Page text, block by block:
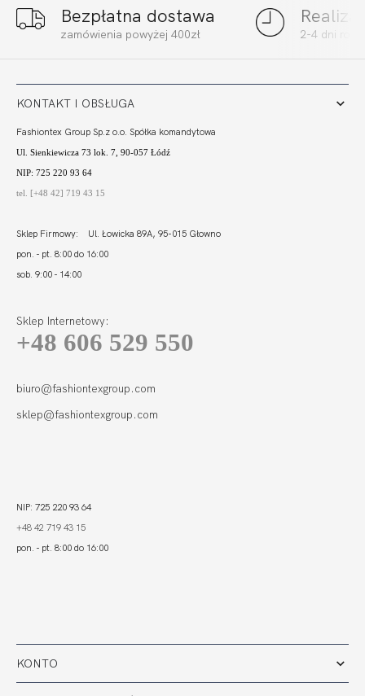
Bezpłatna dostawa
zamówienia powyżej 400zł 2-4 dni
KONTO
KONTAKT I OBSŁUGA
Fashiontex Group Sp.z o.o. Spółka komandytowa
Ul. Sienkiewicza 73 lok. 7, 90-057 Łódź
NIP: 725 220 93 64
tel. [+48 42] 719 43 15
Sklep Firmowy: Ul. Łowicka 89A, 95-015 Głowno
pon. - pt. 8:00 do 16:00
sob. 9:00 - 14:00
Sklep Internetowy:
+48 606 529 550
biuro@fashiontexgroup.com
sklep@fashiontexgroup.com
NIP: 725 220 93 64
+48 42 719 43 15
pon. - pt. 8:00 do 16:00